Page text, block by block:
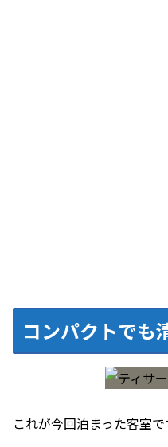
コンパクトでも
これが今回泊まった客室で